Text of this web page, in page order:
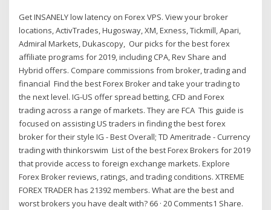
Get INSANELY low latency on Forex VPS. View your broker
locations, ActivTrades, Hugosway, XM, Exness, Tickmill, Apari,
Admiral Markets, Dukascopy, Our picks for the best forex
affiliate programs for 2019, including CPA, Rev Share and
Hybrid offers. Compare commissions from broker, trading and
financial Find the best Forex Broker and take your trading to
the next level. IG-US offer spread betting, CFD and Forex
trading across a range of markets. They are FCA This guide is
focused on assisting US traders in finding the best forex
broker for their style IG - Best Overall; TD Ameritrade - Currency
trading with thinkorswim List of the best Forex Brokers for 2019
that provide access to foreign exchange markets. Explore
Forex Broker reviews, ratings, and trading conditions. XTREME
FOREX TRADER has 21392 members. What are the best and
worst brokers you have dealt with? 66 · 20 Comments1 Share.